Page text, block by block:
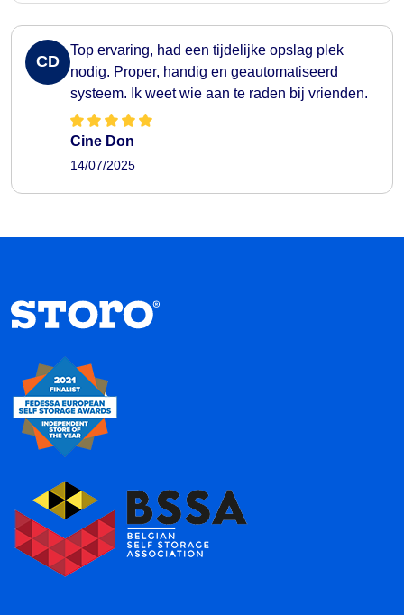
CD
Top ervaring, had een tijdelijke opslag plek
nodig. Proper, handig en geautomatiseerd
systeem. Ik weet wie aan te raden bij vrienden.
Cine Don
14/07/2025